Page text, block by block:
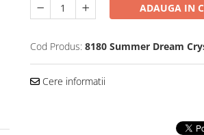
ADAUGA IN
Cod Produs: 8180 Summer Dream
Cere informatii